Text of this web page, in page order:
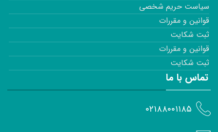
سیاست حریم شخصی
قوانین و مقررات
ثبت شکایت
قوانین و مقررات
ثبت شکایت
تماس با ما
۰۲۱۸۸۰۰۱۱۸۵